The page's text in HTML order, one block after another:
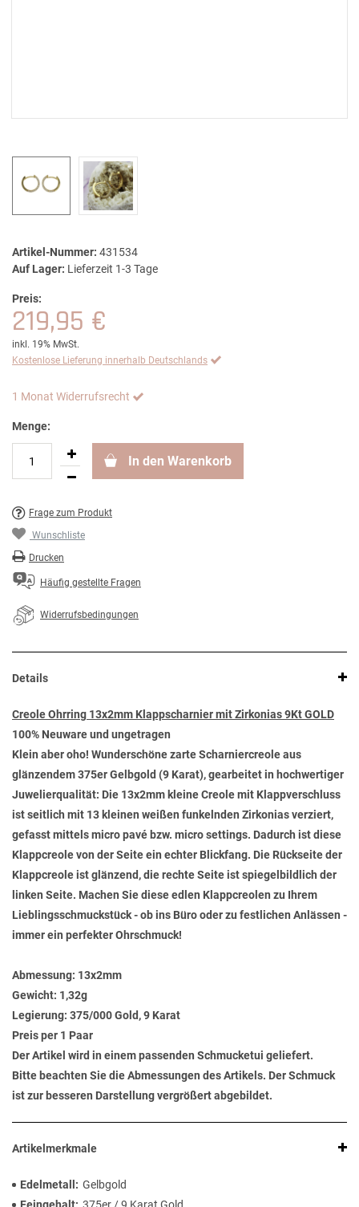
Artikel-Nummer: 431534
Auf Lager: Lieferzeit 1-3 Tage
Preis:
219,95 €
inkl. 19% MwSt.
Kostenlose Lieferung innerhalb Deutschlands
1 Monat Widerrufsrecht
Menge:
In den Warenkorb
Frage zum Produkt
Wunschliste
Drucken
Häufig gestellte Fragen
Widerrufsbedingungen
Details
Creole Ohrring 13x2mm Klappscharnier mit Zirkonias 9Kt GOLD
100% Neuware und ungetragen
Klein aber oho! Wunderschöne zarte Scharniercreole aus
glänzendem 375er Gelbgold (9 Karat), gearbeitet in hochwertiger
Juwelierqualität: Die 13x2mm kleine Creole mit Klappverschluss
ist seitlich mit 13 kleinen weißen funkelnden Zirkonias verziert,
gefasst mittels micro pavé bzw. micro settings. Dadurch ist diese
Klappcreole von der Seite ein echter Blickfang. Die Rückseite der
Klappcreole ist glänzend, die rechte Seite ist spiegelbildlich der
linken Seite. Machen Sie diese edlen Klappcreolen zu Ihrem
Lieblingsschmuckstück - ob ins Büro oder zu festlichen Anlässen -
immer ein perfekter Ohrschmuck!
Abmessung: 13x2mm
Gewicht: 1,32g
Legierung: 375/000 Gold, 9 Karat
Preis per 1 Paar
Der Artikel wird in einem passenden Schmucketui geliefert.
Bitte beachten Sie die Abmessungen des Artikels. Der Schmuck
ist zur besseren Darstellung vergrößert abgebildet.
Artikelmerkmale
Edelmetall
Gelbgold